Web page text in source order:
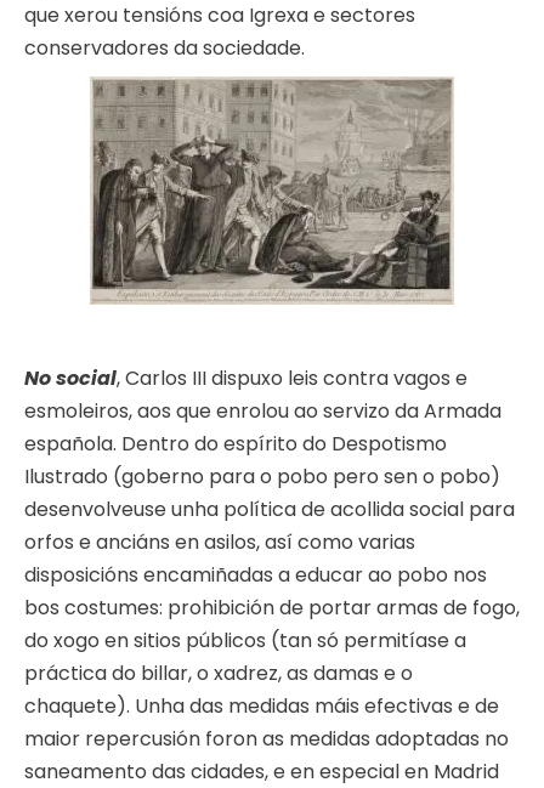
que xerou tensións coa Igrexa e sectores
conservadores da sociedade.
No social, Carlos III dispuxo leis contra vagos e
esmoleiros, aos que enrolou ao servizo da Armada
española. Dentro do espírito do Despotismo
Ilustrado (goberno para o pobo pero sen o pobo)
desenvolveuse unha política de acollida social para
orfos e anciáns en asilos, así como varias
disposicións encamiñadas a educar ao pobo nos
bos costumes: prohibición de portar armas de fogo,
do xogo en sitios públicos (tan só permitíase a
práctica do billar, o xadrez, as damas e o
chaquete). Unha das medidas máis efectivas e de
maior repercusión foron as medidas adoptadas no
saneamento das cidades, e en especial en Madrid